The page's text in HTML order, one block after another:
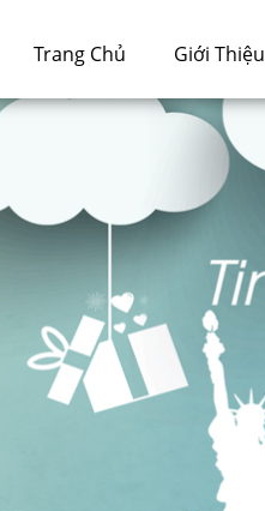
Trang Chủ Giới Thiệu